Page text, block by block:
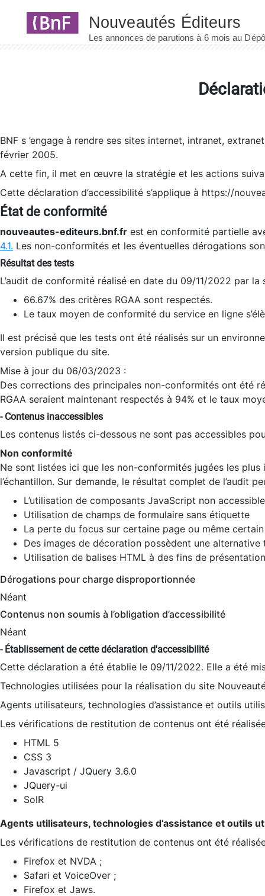
BNF s ’engage à rendre ses sites internet, intranet,
février 2005.
A cette fin, il met en œuvre la stratégie et les actions
Cette déclaration d’accessibilité s’applique à https://
État de conformité
nouveautes-editeurs.bnf.fr est en conformité partielle
4.1. Les non-conformités et les éventuelles dérogations
Résultat des tests
L’audit de conformité réalisé en date du 09/11/2022 par
66.67% des critères RGAA sont respectés.
Le taux moyen de conformité du service en ligne
Il est précisé que les tests ont été réalisés sur un
version publique du site.
Mise à jour du 06/03/2023 :
Des corrections des principales non-conformités ont été
RGAA seraient maintenant respectés à 94% et le taux
- Contenus inaccessibles
Les contenus listés ci-dessous ne sont pas accessibles
Non conformité
Ne sont listées ici que les non-conformités jugées les
l’échantillon. Sur demande, le résultat complet de l’audit
L’utilisation de composants JavaScript non
Utilisation de champs de formulaire sans étiquette
La perte du focus sur certaine page ou même
Des images de décoration possèdent une alternative
Utilisation de balises HTML à des fins de
Dérogations pour charge disproportionnée
Néant
Contenus non soumis à l’obligation d’accessibilité
Néant
- Établissement de cette déclaration d'accessibilité
Cette déclaration a été établie le 09/11/2022. Elle a été
Technologies utilisées pour la réalisation du site
Agents utilisateurs, technologies d’assistance et outils
Les vérifications de restitution de contenus ont été
HTML 5
CSS 3
Javascript / JQuery 3.6.0
JQuery-ui
SolR
Agents utilisateurs, technologies d’assistance et outils
Les vérifications de restitution de contenus ont été
Firefox et NVDA ;
Safari et VoiceOver ;
Firefox et Jaws.